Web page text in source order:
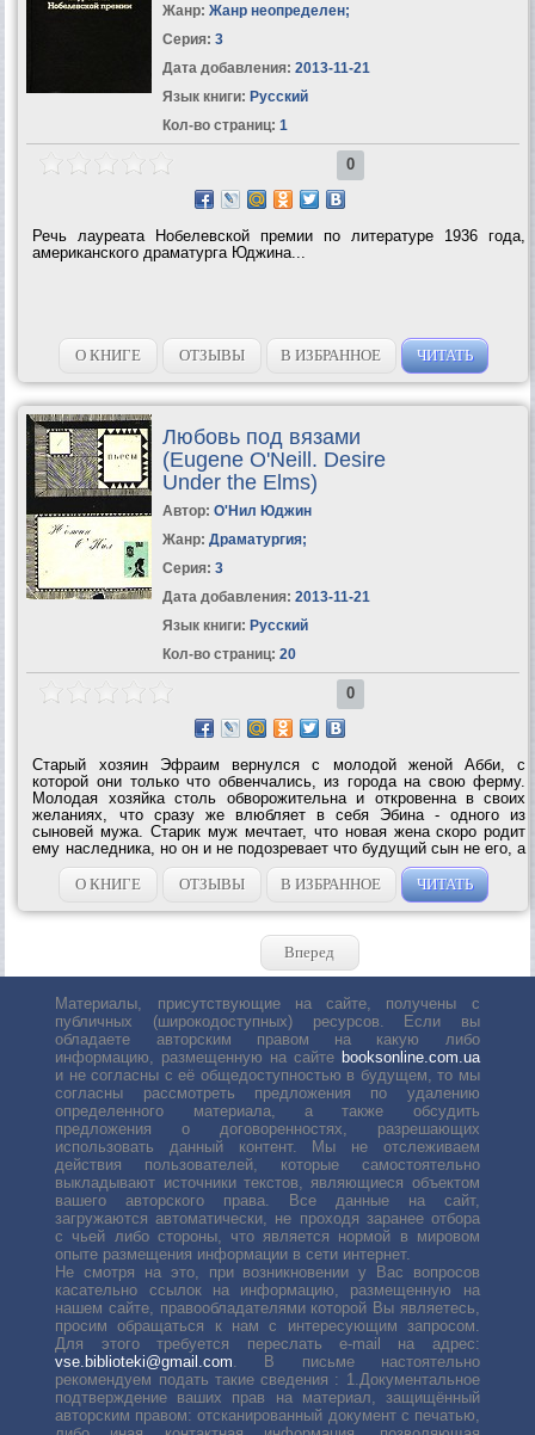
Жанр: Жанр неопределен;
Серия: 3
Дата добавления: 2013-11-21
Язык книги: Русский
Кол-во страниц: 1
0
Речь лауреата Нобелевской премии по литературе 1936 года,
американского драматурга Юджина...
О КНИГЕ ОТЗЫВЫ В ИЗБРАННОЕ ЧИТАТЬ
Любовь под вязами
(Eugene O'Neill. Desire
Under the Elms)
Автор: О'Нил Юджин
Жанр: Драматургия;
Серия: 3
Дата добавления: 2013-11-21
Язык книги: Русский
Кол-во страниц: 20
0
Старый хозяин Эфраим вернулся с молодой женой Абби, с
которой они только что обвенчались, из города на свою ферму.
Молодая хозяйка столь обворожительна и откровенна в своих
желаниях, что сразу же влюбляет в себя Эбина - одного из
сыновей мужа. Старик муж мечтает, что новая жена скоро родит
ему наследника, но он и не подозревает что будущий сын не его, а
молодого...
О КНИГЕ
ОТЗЫВЫ В ИЗБРАННОЕ ЧИТАТЬ
Вперед
Материалы, присутствующие на сайте, получены с
публичных (широкодоступных) ресурсов. Если вы
обладаете авторским правом на какую либо
информацию, размещенную на сайте booksonline.com.ua
и не согласны с её общедоступностью в будущем, то мы
согласны рассмотреть предложения по удалению
определенного материала, а также обсудить
предложения о договоренностях, разрешающих
использовать данный контент. Мы не отслеживаем
действия пользователей, которые самостоятельно
выкладывают источники текстов, являющиеся объектом
вашего авторского права. Все данные на сайт,
загружаются автоматически, не проходя заранее отбора
с чьей либо стороны, что является нормой в мировом
опыте размещения информации в сети интернет.
Не смотря на это, при возникновении у Вас вопросов
касательно ссылок на информацию, размещенную на
нашем сайте, правообладателями которой Вы являетесь,
просим обращаться к нам с интересующим запросом.
Для этого требуется переслать е-mail на адрес:
vse.biblioteki@gmail.com . В письме настоятельно
рекомендуем подать такие сведения : 1.Документальное
подтверждение ваших прав на материал, защищённый
авторским правом: отсканированный документ с печатью,